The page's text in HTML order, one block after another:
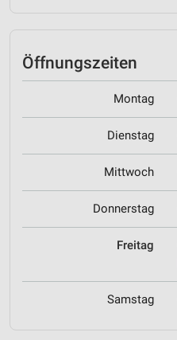
Öffnungszeiten
Montag
Dienstag
Mittwoch
Donnerstag
Freitag
Samstag